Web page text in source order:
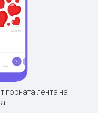
горната лента на